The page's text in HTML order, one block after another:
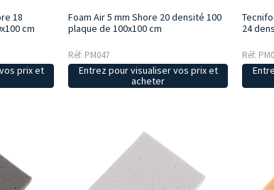
18
cm
prix et
Foam Air 5 mm Shore 20 densité 100
plaque de 100x100 cm
Réf: PM047
Entrez pour visualiser vos prix et
acheter
24
Réf: